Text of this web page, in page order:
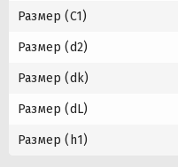
Размер (C1)
Размер (d2)
Размер (dk)
Размер (dL)
Размер (h1)